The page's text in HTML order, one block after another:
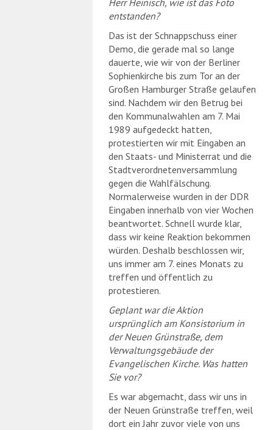
Herr Heinisch, wie ist das Foto
entstanden?
Das ist der Schnappschuss einer
Demo, die gerade mal so lange
dauerte, wie wir von der Berliner
Sophienkirche bis zum Tor an der
Großen Hamburger Straße gelaufen
sind. Nachdem wir den Betrug bei
den Kommunalwahlen am 7. Mai
1989 aufgedeckt hatten,
protestierten wir mit Eingaben an
den Staats- und Ministerrat und die
Stadtverordnetenversammlung
gegen die Wahlfälschung.
Normalerweise wurden in der DDR
Eingaben innerhalb von vier Wochen
beantwortet. Schnell wurde klar,
dass wir keine Reaktion bekommen
würden. Deshalb beschlossen wir,
uns immer am 7. eines Monats zu
treffen und öffentlich zu
protestieren.
Geplant war die Aktion
ursprünglich am Konsistorium in
der Neuen Grünstraße, dem
Verwaltungsgebäude der
Evangelischen Kirche. Was hatten
Sie vor?
Es war abgemacht, dass wir uns in
der Neuen Grünstraße treffen, weil
dort ein Jahr zuvor viele von uns